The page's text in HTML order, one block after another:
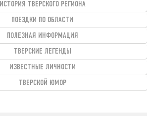
ИСТОРИЯ ТВЕРСКОГО РЕГИОНА
ПОЕЗДКИ ПО ОБЛАСТИ
ПОЛЕЗНАЯ ИНФОРМАЦИЯ
ТВЕРСКИЕ ЛЕГЕНДЫ
ИЗВЕСТНЫЕ ЛИЧНОСТИ
ТВЕРСКОЙ ЮМОР